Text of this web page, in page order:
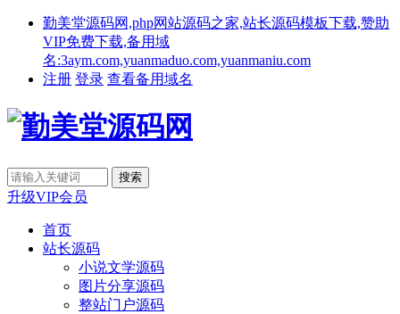
勤美堂源码网,php网站源码之家,站长源码模板下载,赞助
VIP免费下载,备用域
名:3aym.com,yuanmaduo.com,yuanmaniu.com
注册 登录 查看备用域名
升级VIP会员
首页
站长源码
小说文学源码
图片分享源码
整站门户源码